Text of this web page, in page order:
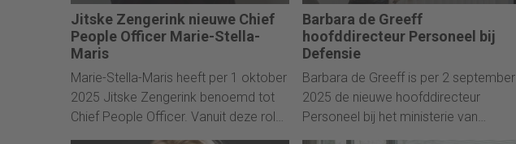
Jitske Zengerink nieuwe Chief
People Officer Marie-Stella-
Maris
Marie-Stella-Maris heeft per 1 oktober
2025 Jitske Zengerink benoemd tot
Chief People Officer. Vanuit deze rol
Barbara de Greeff
hoofddirecteur Personeel bij
Defensie
Barbara de Greeff is per 2 september
2025 de nieuwe hoofddirecteur
Personeel bij het ministerie van